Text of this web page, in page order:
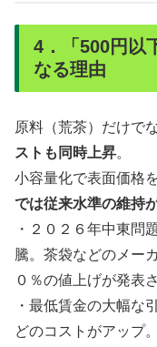
4．「500円以
なる理由
原料（荒茶）だけでな
ストも同時上昇。
小容量化で表面価格
では従来水準の維持
・２０２６年中東問
騰。茶袋などのメー
０％の値上げが発表
・最低賃金の大幅な
どのコストがアップ。